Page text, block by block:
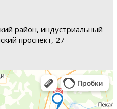
район, индустриальный
проспект, 27